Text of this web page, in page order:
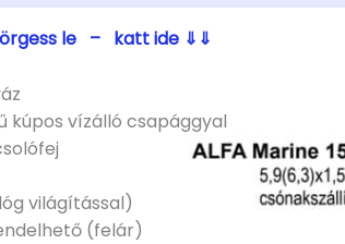
görgess le – katt ide ⇓⇓
kúpos vízálló csapággyal
világítással)
(felár)